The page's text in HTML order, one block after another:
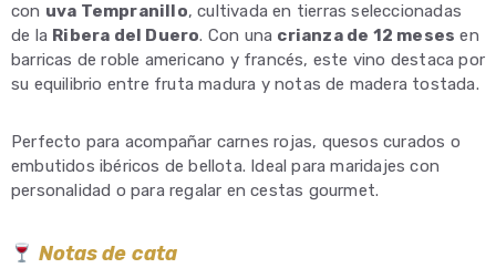
con uva Tempranillo, cultivada en tierras seleccionadas
de la Ribera del Duero. Con una crianza de 12 meses en
barricas de roble americano y francés, este vino destaca por
su equilibrio entre fruta madura y notas de madera tostada.
Perfecto para acompañar carnes rojas, quesos curados o
embutidos ibéricos de bellota. Ideal para maridajes con
personalidad o para regalar en cestas gourmet.
Notas de cata